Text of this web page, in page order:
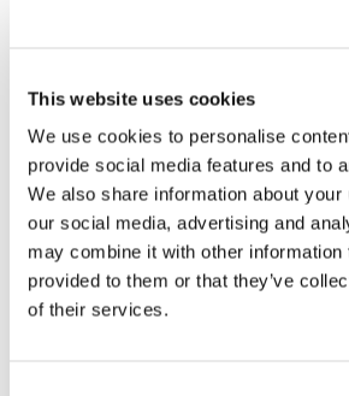
This website uses cookies
We use cookies to personalise
provide social media features and to
We also share information about
our social media, advertising and
may combine it with other information
provided to them or that they’ve
of their services.
procedura penale. Con
principale consiste
che [...]
21 Novembre 2020 | Articoli ,Diritto
giallombardo | 0 Commenti
Continua a leggere